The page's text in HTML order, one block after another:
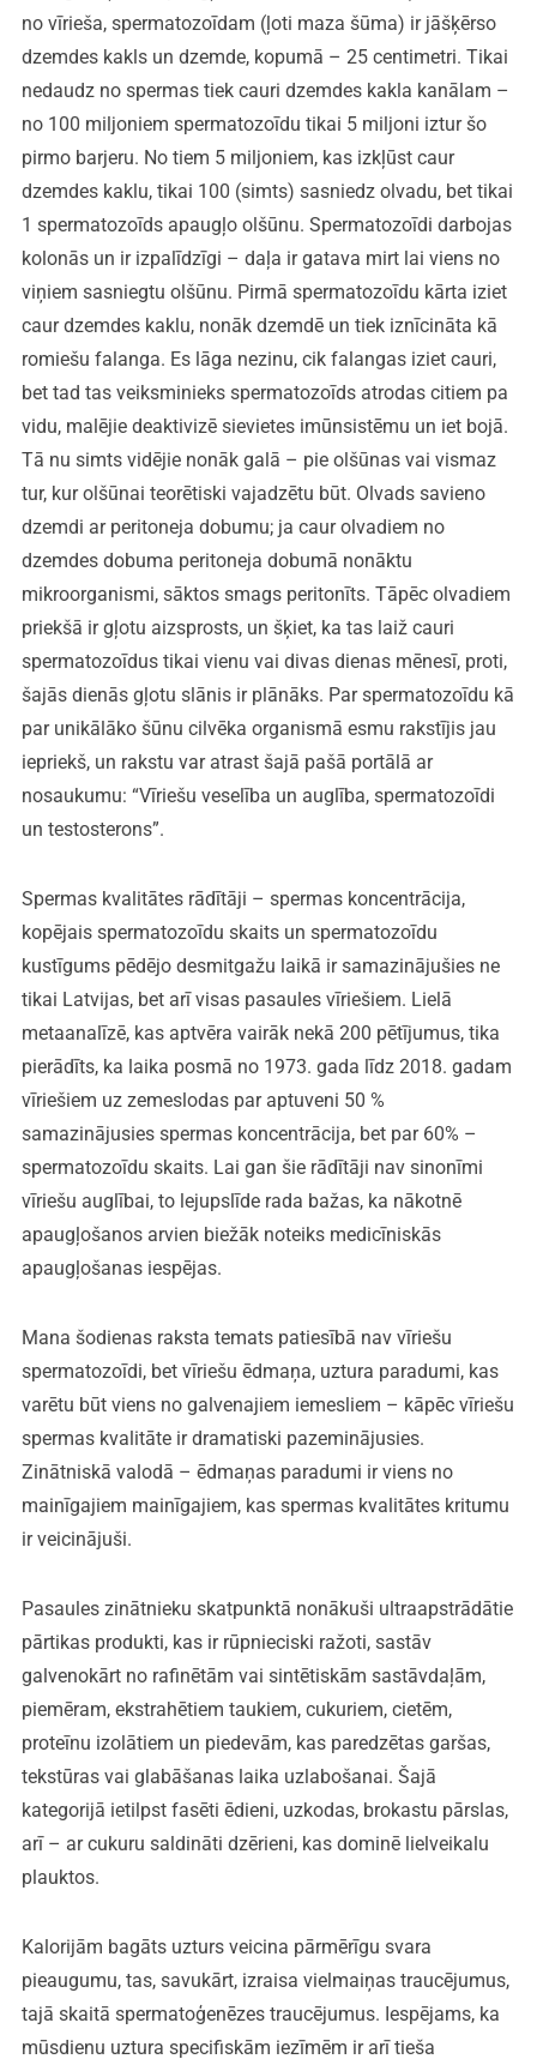
no vīrieša, spermatozoīdam (ļoti maza šūma) ir jāšķērso
dzemdes kakls un dzemde, kopumā – 25 centimetri. Tikai
nedaudz no spermas tiek cauri dzemdes kakla kanālam –
no 100 miljoniem spermatozoīdu tikai 5 miljoni iztur šo
pirmo barjeru. No tiem 5 miljoniem, kas izkļūst caur
dzemdes kaklu, tikai 100 (simts) sasniedz olvadu, bet tikai
1 spermatozoīds apaugļo olšūnu. Spermatozoīdi darbojas
kolonās un ir izpalīdzīgi – daļa ir gatava mirt lai viens no
viņiem sasniegtu olšūnu. Pirmā spermatozoīdu kārta iziet
caur dzemdes kaklu, nonāk dzemdē un tiek iznīcināta kā
romiešu falanga. Es lāga nezinu, cik falangas iziet cauri,
bet tad tas veiksminieks spermatozoīds atrodas citiem pa
vidu, malējie deaktivizē sievietes imūnsistēmu un iet bojā.
Tā nu simts vidējie nonāk galā – pie olšūnas vai vismaz
tur, kur olšūnai teorētiski vajadzētu būt. Olvads savieno
dzemdi ar peritoneja dobumu; ja caur olvadiem no
dzemdes dobuma peritoneja dobumā nonāktu
mikroorganismi, sāktos smags peritonīts. Tāpēc olvadiem
priekšā ir gļotu aizsprosts, un šķiet, ka tas laiž cauri
spermatozoīdus tikai vienu vai divas dienas mēnesī, proti,
šajās dienās gļotu slānis ir plānāks. Par spermatozoīdu kā
par unikālāko šūnu cilvēka organismā esmu rakstījis jau
iepriekš, un rakstu var atrast šajā pašā portālā ar
nosaukumu: “Vīriešu veselība un auglība, spermatozoīdi
un testosterons”.
Spermas kvalitātes rādītāji – spermas koncentrācija,
kopējais spermatozoīdu skaits un spermatozoīdu
kustīgums pēdējo desmitgažu laikā ir samazinājušies ne
tikai Latvijas, bet arī visas pasaules vīriešiem. Lielā
metaanalīzē, kas aptvēra vairāk nekā 200 pētījumus, tika
pierādīts, ka laika posmā no 1973. gada līdz 2018. gadam
vīriešiem uz zemeslodas par aptuveni 50 %
samazinājusies spermas koncentrācija, bet par 60% –
spermatozoīdu skaits. Lai gan šie rādītāji nav sinonīmi
vīriešu auglībai, to lejupslīde rada bažas, ka nākotnē
apaugļošanos arvien biežāk noteiks medicīniskās
apaugļošanas iespējas.
Mana šodienas raksta temats patiesībā nav vīriešu
spermatozoīdi, bet vīriešu ēdmaņa, uztura paradumi, kas
varētu būt viens no galvenajiem iemesliem – kāpēc vīriešu
spermas kvalitāte ir dramatiski pazeminājusies.
Zinātniskā valodā – ēdmaņas paradumi ir viens no
mainīgajiem mainīgajiem, kas spermas kvalitātes kritumu
ir veicinājuši.
Pasaules zinātnieku skatpunktā nonākuši ultraapstrādātie
pārtikas produkti, kas ir rūpnieciski ražoti, sastāv
galvenokārt no rafinētām vai sintētiskām sastāvdaļām,
piemēram, ekstrahētiem taukiem, cukuriem, cietēm,
proteīnu izolātiem un piedevām, kas paredzētas garšas,
tekstūras vai glabāšanas laika uzlabošanai. Šajā
kategorijā ietilpst fasēti ēdieni, uzkodas, brokastu pārslas,
arī – ar cukuru saldināti dzērieni, kas dominē lielveikalu
plauktos.
Kalorijām bagāts uzturs veicina pārmērīgu svara
pieaugumu, tas, savukārt, izraisa vielmaiņas traucējumus,
tajā skaitā spermatoģenēzes traucējumus. Iespējams, ka
mūsdienu uztura specifiskām iezīmēm ir arī tieša